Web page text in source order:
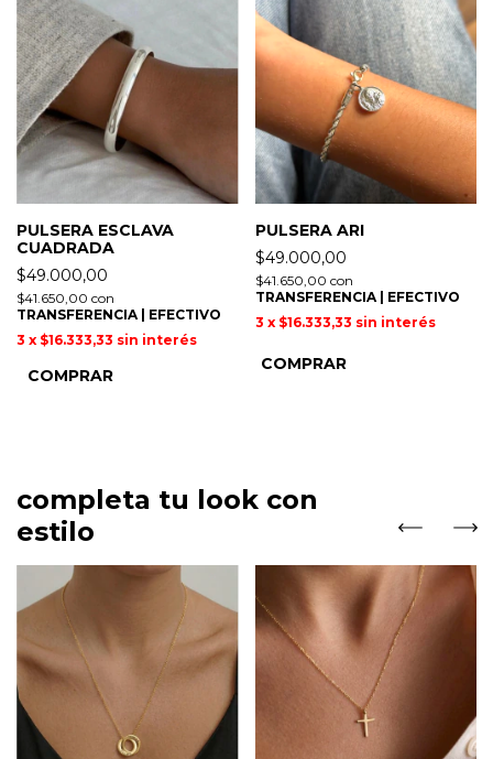
PULSERA ESCLAVA
CUADRADA
$49.000,00
$41.650,00 con
TRANSFERENCIA | EFECTIVO
3 x $16.333,33 sin interés
COMPRAR
PULSERA ARI
$49.000,00
$41.650,00 con
TRANSFERENCIA | EFECTIVO
3 x $16.333,33 sin interés
completa tu look con
estilo